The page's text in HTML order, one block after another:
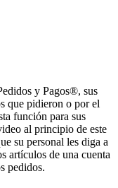
y Pagos®, sus
que pidieron o por el
función para sus
al principio de este
su personal les diga a
artículos de una cuenta
pedidos.